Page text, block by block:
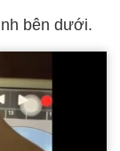
bên dưới.